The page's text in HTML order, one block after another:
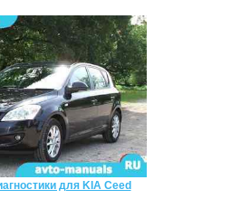
для KIA Ceed